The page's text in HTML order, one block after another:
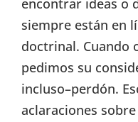
encontrar ideas o
siempre están en
doctrinal. Cuando
pedimos su
incluso–perdón.
aclaraciones